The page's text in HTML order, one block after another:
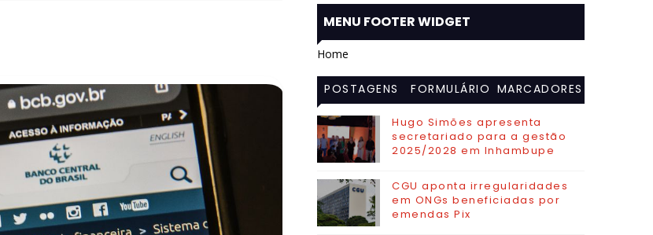
MENU FOOTER WIDGET
Home
POSTAGENS
MAIS
VISITADAS
FORMULÁRIO MARCADORES
Hugo Simões apresenta
secretariado para a gestão
2025/2028 em Inhambupe
CGU aponta irregularidades
em ONGs beneficiadas por
emendas Pix